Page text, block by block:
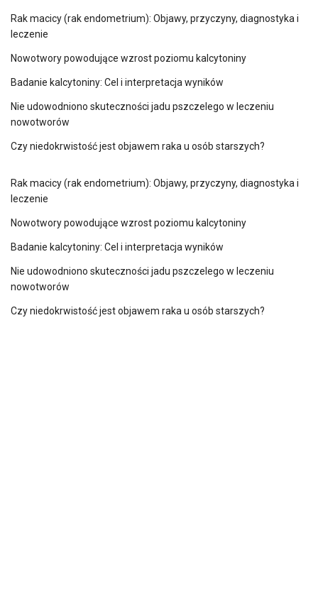
Rak macicy (rak endometrium): Objawy, przyczyny, diagnostyka i
leczenie
Nowotwory powodujące wzrost poziomu kalcytoniny
Badanie kalcytoniny: Cel i interpretacja wyników
Nie udowodniono skuteczności jadu pszczelego w leczeniu
nowotworów
Czy niedokrwistość jest objawem raka u osób starszych?
Rak macicy (rak endometrium): Objawy, przyczyny, diagnostyka i
leczenie
Nowotwory powodujące wzrost poziomu kalcytoniny
Badanie kalcytoniny: Cel i interpretacja wyników
Nie udowodniono skuteczności jadu pszczelego w leczeniu
nowotworów
Czy niedokrwistość jest objawem raka u osób starszych?